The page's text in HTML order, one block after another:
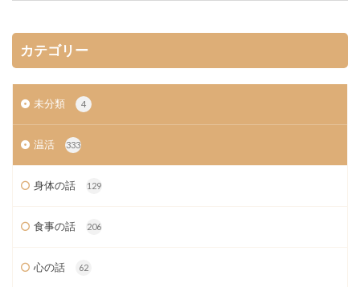
カテゴリー
未分類 4
温活 333
身体の話 129
食事の話 206
心の話 62